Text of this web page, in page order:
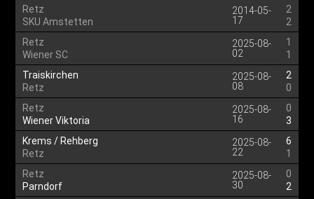
Retz
SKU Amstetten
2014-05-
17
2
2
Retz
Wiener SC
2025-08-
02
1
1
Traiskirchen
Retz
2025-08-
08
2
0
Retz
Wiener Viktoria
2025-08-
16
0
3
Krems / Rehberg
Retz
2025-08-
22
6
1
Retz
Parndorf
2025-08-
30
0
2